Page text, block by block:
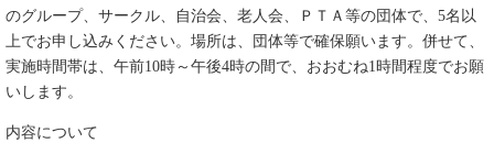
のグループ、サークル、自治会、老人会、ＰＴＡ等の団体で、5名以
上でお申し込みください。場所は、団体等で確保願います。併せて、
実施時間帯は、午前10時～午後4時の間で、おおむね1時間程度でお願
いします。
内容について